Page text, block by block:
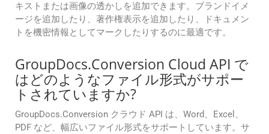
キストまたは画像の透かしを追加できます。ブランドイメ
ージを追加したり、著作権表示を追加したり、ドキュメン
トを機密情報としてマークしたりするのに最適です。
GroupDocs.Conversion Cloud API で
はどのようなファイル形式がサポー
トされていますか?
GroupDocs.Conversion クラウド API は、Word、Excel、
PDF など、幅広いファイル形式をサポートしています。サ